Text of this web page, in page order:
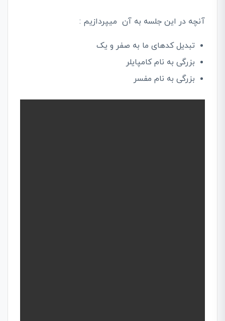
آنچه در این جلسه به آن میپردازیم :
تبدیل کدهای ما به صفر و یک
بزرگی به نام کامپایلر
بزرگی به نام مفسر